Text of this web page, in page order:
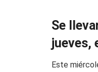
Se
jueves,
Este